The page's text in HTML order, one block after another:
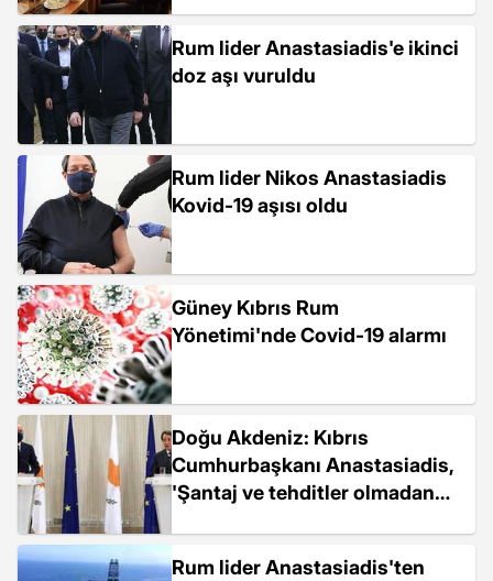
Rum lider Anastasiadis'e ikinci
doz aşı vuruldu
Rum lider Nikos Anastasiadis
Kovid-19 aşısı oldu
Güney Kıbrıs Rum
Yönetimi'nde Covid-19 alarmı
Doğu Akdeniz: Kıbrıs
Cumhurbaşkanı Anastasiadis,
'Şantaj ve tehditler olmadan
Rum lider Anastasiadis'ten